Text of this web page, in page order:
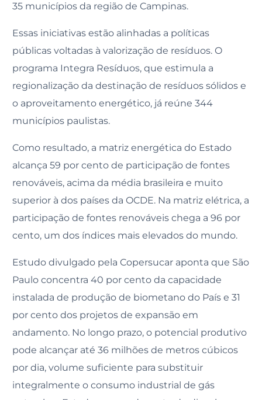
35 municípios da região de Campinas.
Essas iniciativas estão alinhadas a políticas
públicas voltadas à valorização de resíduos. O
programa Integra Resíduos, que estimula a
regionalização da destinação de resíduos sólidos e
o aproveitamento energético, já reúne 344
municípios paulistas.
Como resultado, a matriz energética do Estado
alcança 59 por cento de participação de fontes
renováveis, acima da média brasileira e muito
superior à dos países da OCDE. Na matriz elétrica, a
participação de fontes renováveis chega a 96 por
cento, um dos índices mais elevados do mundo.
Estudo divulgado pela Copersucar aponta que São
Paulo concentra 40 por cento da capacidade
instalada de produção de biometano do País e 31
por cento dos projetos de expansão em
andamento. No longo prazo, o potencial produtivo
pode alcançar até 36 milhões de metros cúbicos
por dia, volume suficiente para substituir
integralmente o consumo industrial de gás